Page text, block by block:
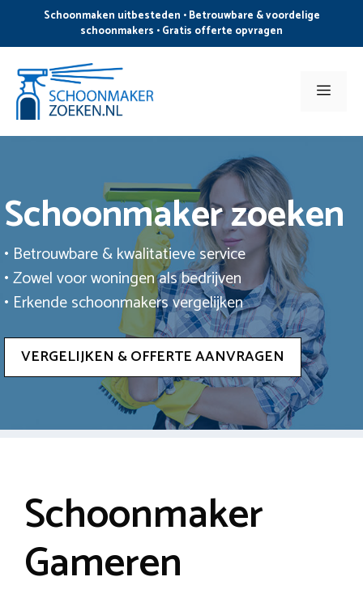
de
inhoud
Schoonmaken uitbesteden • Betrouwbare & voordelige
schoonmakers • Gratis offerte opvragen
Menu
Schoonmaker zoeken
• Betrouwbare & kwalitatieve service
• Zowel voor woningen als bedrijven
• Erkende schoonmakers vergelijken
VERGELIJKEN & OFFERTE AANVRAGEN
Schoonmaker
Gameren